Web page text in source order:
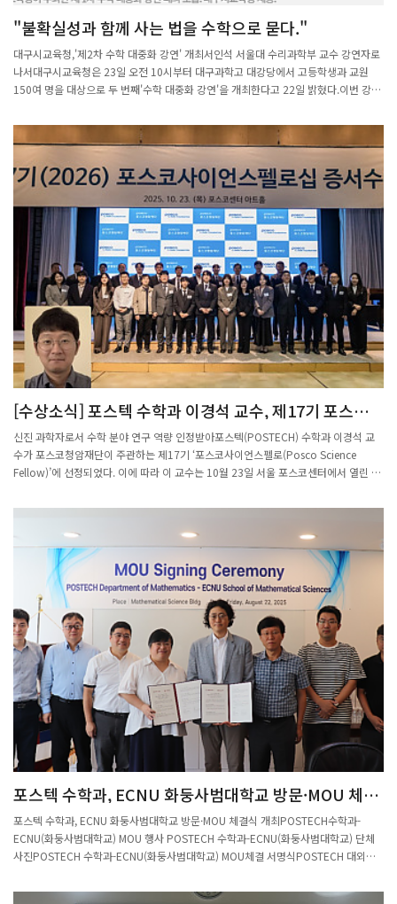
"불확실성과 함께 사는 법을 수학으로 묻다."
대구시교육청,'제2차 수학 대중화 강연' 개최서인석 서울대 수리과학부 교수 강연자로
나서대구시교육청은 23일 오전 10시부터 대구과학고 대강당에서 고등학생과 교원
150여 명을 대상으로 두 번째'수학 대중화 강연'을 개최한다고 22일 밝혔다.이번 강연
수리과학부 교수가 '인류는 어떻게 불확실성과 함께 살아가고 있는가?'라는 주제로 진
행한다.서 교수는 복잡계에서의 메타안정성(metastability)을 규명하는 연구로 대한
"불확실한 세계를 읽는 수학"을 대중과 꾸준히 소통해 온 수학자다.이날 강연을 통해
서 교수는 확률론과 확률과정 연구를 바탕으로 인류가 불확실성 속에서 질서를 찾아온
과정을 소개한다. 또, 불확실성을 이해하고 이에 대응하는 수학적 사고의 힘을 강조할
예정이다.한편, 오는 30일에는 홍영준 서울대 수리과학부 교수가 '수치해석학, 근사와
과학계산의 예술'을 주제로, 10월 25일에는 박형주 아주대 석좌교수가 '근·현대 한국
수학의 파노라마'를 주제로 각각 수학 대중화 강연을 이어간다.
[수상소식] 포스텍 수학과 이경석 교수, 제17기 포스코사
이언스펠로 선정
신진 과학자로서 수학 분야 연구 역량 인정받아포스텍(POSTECH) 수학과 이경석 교
수가 포스코청암재단이 주관하는 제17기 ‘포스코사이언스펠로(Posco Science
Fellow)’에 선정되었다. 이에 따라 이 교수는 10월 23일 서울 포스코센터에서 열린 증
래 과학기술 발전을 이끌어갈 우수한 신진 과학자들을 발굴하고 연구를 지원하는 포스
진 연구자를 선발해 약 364억 원의 연구비를 지원했으며, 기초과학과 응용과학 전반에
걸쳐 젊은 연구자들이 안정적으로 연구를 이어갈 수 있도록 든든한 지원을 제공해 왔
다. 올해 선발에는 전국 75개 대학에서 총 440명의 신진 교수가 지원서를 제출하며,
14대 1이 넘는 높은 경쟁률을 기록했다. 치열한 심사를 거쳐 30명의 연구자가 최종 펠
로로 선정되었으며, 선발된 이들은 2년간 총 1억 원의 연구비를 지원받아 자유로운 연
구 활동을 이어가게 된다. 이경석 교수는 수학 분야에서의 탁월한 연구 성과와 향후 학
문 발전에 기여할 가능성을 높이 평가받아 이번 펠로십의 수혜자로 이름을 올렸다. 이
날 증서 수여식에는 KAIST 이상엽 특훈교수와 서울대학교 황철성 석좌교수가 참석하
여 특별 강연을 진행했으며, 2025년 청암상 수상자이자 포스코사이언스펠로 선배인
박문정 포스텍 교수가 영상 메시지를 통해 후배 연구자들을 응원했다. 박 교수는 “포스
코사이언스펠로로서 자부심을 가지고 초심을 잃지 말고 뚝심있게 연구를 계속하여 새
로운 학문 분야를 개척해 나가는 과학자로 성장하길 바란다”고 전하며 진심 어린 격려
의 말을 남겼다. 포스코청암재단은 앞으로도 젊고 유망한 과학자들이 국내에서 안정적
인 연구 환경 속에 역량을 발휘할 수 있도록 지속적인 지원과 격려를 이어갈 계획이다.
이번 선정은 이경석 교수가 속한 포스텍 수학과의 연구 저변을 넓히고, 학문적 도전과
포스텍 수학과, ECNU 화둥사범대학교 방문·MOU 체결
식 개최
포스텍 수학과, ECNU 화둥사범대학교 방문·MOU 체결식 개최POSTECH수학과-
ECNU(화둥사범대학교) MOU 행사 POSTECH 수학과-ECNU(화둥사범대학교) 단체
사진POSTECH 수학과-ECNU(화둥사범대학교) MOU체결 서명식POSTECH 대외부
국 상하이 ECNU(East China Normal University) 교수진이 포스텍 수학과를 방문하